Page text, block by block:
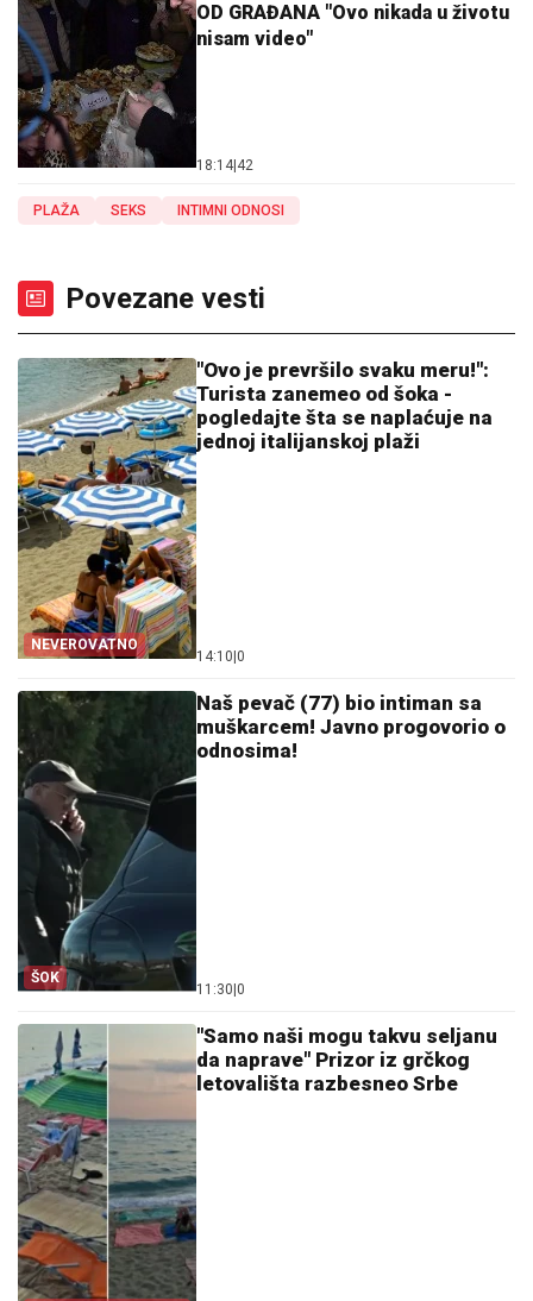
OD GRAĐANA "Ovo nikada u životu
nisam video"
18:14 42
PLAŽA SEKS INTIMNI ODNOSI
Povezane vesti
NEVEROVATNO
"Ovo je prevršilo svaku meru!":
Turista zanemeo od šoka -
pogledajte šta se naplaćuje na
jednoj italijanskoj plaži
14:10 0
ŠOK
Naš pevač (77) bio intiman sa
muškarcem! Javno progovorio o
odnosima!
11:30 0
"Samo naši mogu takvu seljanu
da naprave" Prizor iz grčkog
letovališta razbesneo Srbe